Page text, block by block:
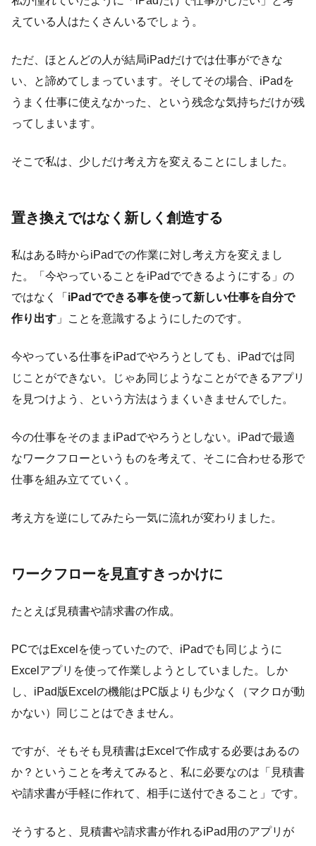
えている人はたくさんいるでしょう。
ただ、ほとんどの人が結局iPadだけでは仕事ができな
い、と諦めてしまっています。そしてその場合、iPadを
うまく仕事に使えなかった、という残念な気持ちだけが残
ってしまいます。
そこで私は、少しだけ考え方を変えることにしました。
置き換えではなく新しく創造する
私はある時からiPadでの作業に対し考え方を変えまし
た。「今やっていることをiPadでできるようにする」の
ではなく「 iPadでできる事を使って新しい仕事を自分で
作り出す 」ことを意識するようにしたのです。
今やっている仕事をiPadでやろうとしても、iPadでは同
じことができない。じゃあ同じようなことができるアプリ
を見つけよう、という方法はうまくいきませんでした。
今の仕事をそのままiPadでやろうとしない。iPadで最適
なワークフローというものを考えて、そこに合わせる形で
仕事を組み立てていく。
考え方を逆にしてみたら一気に流れが変わりました。
ワークフローを見直すきっかけに
たとえば見積書や請求書の作成。
PCではExcelを使っていたので、iPadでも同じように
Excelアプリを使って作業しようとしていました。しか
し、iPad版Excelの機能はPC版よりも少なく（マクロが動
かない）同じことはできません。
ですが、そもそも見積書はExcelで作成する必要はあるの
か？ということを考えてみると、私に必要なのは「見積書
や請求書が手軽に作れて、相手に送付できること」です。
そうすると、見積書や請求書が作れるiPad用のアプリが